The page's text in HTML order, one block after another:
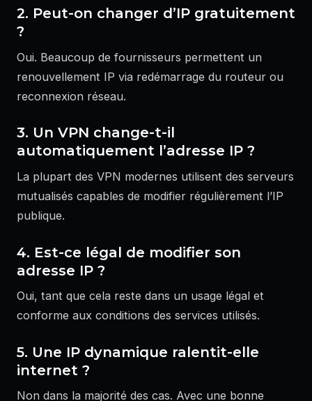
2. Peut-on changer d’IP gratuitement
?
Oui. Beaucoup de fournisseurs permettent un
renouvellement IP via redémarrage du routeur ou
reconnexion réseau.
3. Un VPN change-t-il
automatiquement l’adresse IP ?
La plupart des VPN modernes utilisent des serveurs
mutualisés capables de modifier régulièrement l’IP
publique.
4. Est-ce légal de modifier son
adresse IP ?
Oui, tant que cela reste dans un usage légal et
conforme aux conditions des services utilisés.
5. Une IP dynamique ralentit-elle
internet ?
Non dans la majorité des cas. Avec une bonne